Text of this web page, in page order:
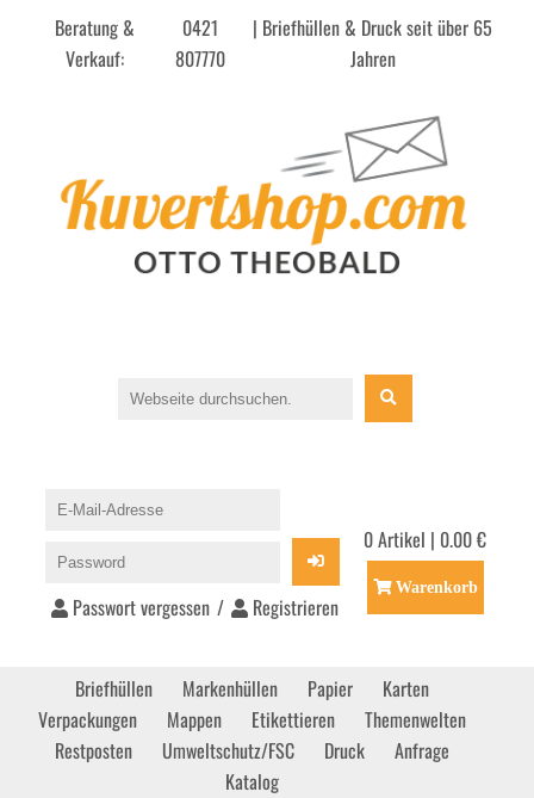
Beratung &
Verkauf:
0421
807770
| Briefhüllen & Druck seit über 65
Jahren
Passwort vergessen / Registrieren
0 Artikel | 0.00 €
Warenkorb
Briefhüllen Markenhüllen Papier
Karten
Verpackungen
Mappen Etikettieren
Themenwelten
Restposten
Umweltschutz/FSC Druck
Anfrage
Katalog